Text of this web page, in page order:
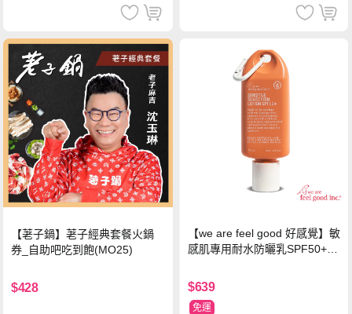
【荖子鍋】荖子經典套餐火鍋
券_自助吧吃到飽(MO25)
$428
【we are feel good 好感覺】敏
感肌專用耐水防曬乳SPF50+ 7
$639
免運